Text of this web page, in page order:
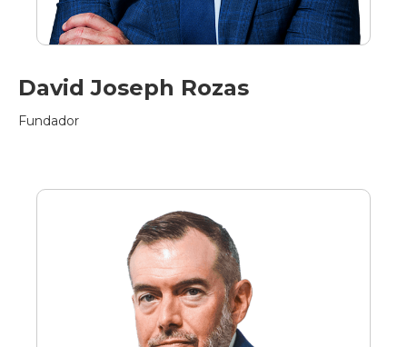
David Joseph Rozas
Fundador